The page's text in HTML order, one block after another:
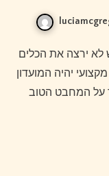
יהיה המועדון
על המחבט הטוב